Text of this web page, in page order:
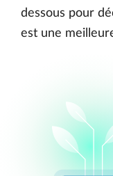
dessous pour
est une